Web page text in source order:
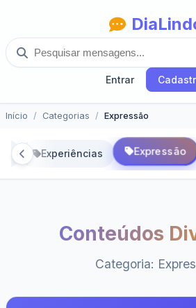
Entrar
Início Categorias Expressão
Experiências Expressão
Conteúdos
Categoria: